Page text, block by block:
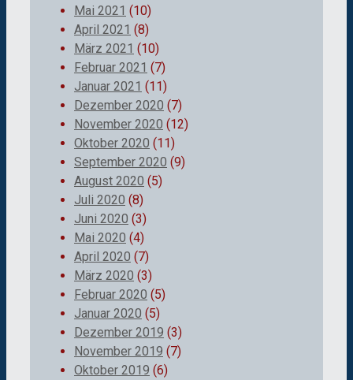
Mai 2021 (10)
April 2021 (8)
März 2021 (10)
Februar 2021 (7)
Januar 2021 (11)
Dezember 2020 (7)
November 2020 (12)
Oktober 2020 (11)
September 2020 (9)
August 2020 (5)
Juli 2020 (8)
Juni 2020 (3)
Mai 2020 (4)
April 2020 (7)
März 2020 (3)
Februar 2020 (5)
Januar 2020 (5)
Dezember 2019 (3)
November 2019 (7)
Oktober 2019 (6)